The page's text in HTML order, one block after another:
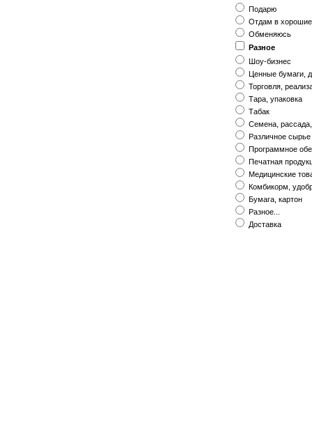
Подарю
Отдам в хорошие
Обменяюсь
Разное
Шоу-бизнес
Ценные бумаги,
Торговля,
Тара, упаковка
Табак
Семена,
Различное
Программное
Печатная
Медицинские
Комбикорм,
Бумага, картон
Разное...
Доставка